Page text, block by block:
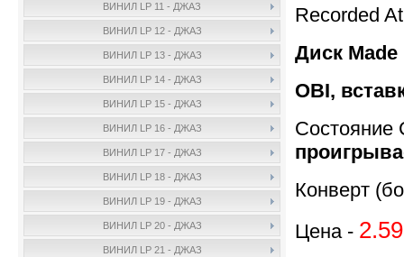
ВИНИЛ LP 11 - ДЖАЗ
ВИНИЛ LP 12 - ДЖАЗ
ВИНИЛ LP 13 - ДЖАЗ
ВИНИЛ LP 14 - ДЖАЗ
ВИНИЛ LP 15 - ДЖАЗ
ВИНИЛ LP 16 - ДЖАЗ
ВИНИЛ LP 17 - ДЖАЗ
ВИНИЛ LP 18 - ДЖАЗ
ВИНИЛ LP 19 - ДЖАЗ
ВИНИЛ LP 20 - ДЖАЗ
ВИНИЛ LP 21 - ДЖАЗ
Recorded
Диск Made
OBI,
Состояние
Конверт
Цена -